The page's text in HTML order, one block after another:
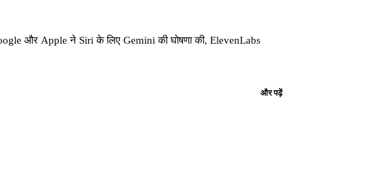
और Apple ने Siri के लिए Gemini की घोषणा की, ElevenLabs
और पढ़ें